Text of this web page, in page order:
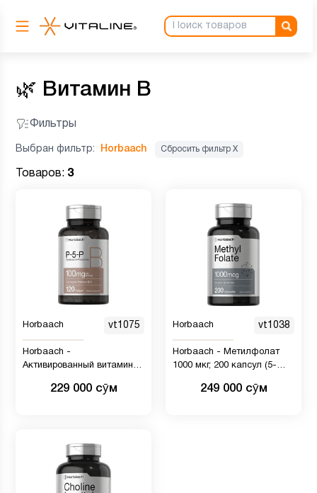
🌿 Витамин B
Фильтры
Выбран фильтр: Horbaach Сбросить фильтр Х
Товаров: 3
Horbaach vt1075
Horbaach -
Активированный витамин
таблеток | Вегетарианская
229 000 сӯм
Horbaach vt1038
Horbaach - Метилфолат
1000 мкг, 200 капсул (5-
кислоты, без ГМО,
249 000 сӯм